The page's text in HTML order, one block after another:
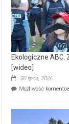
Ekologiczne
[wideo]
30 lipca, 2026
Możliwość